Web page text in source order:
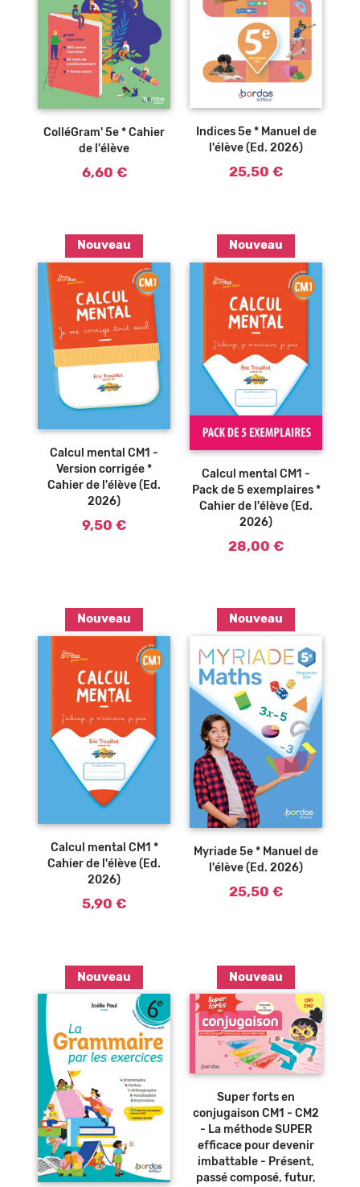
Ajouter au
ColléGram' 5e * Cahier
de l'élève
6,60 €
Ajouter au
Indices 5e * Manuel de
l'élève (Ed. 2026)
25,50 €
Nouveau
Ajouter au
Calcul mental CM1 -
Version corrigée *
Cahier de l'élève (Ed.
2026)
9,50 €
Nouveau
Calcul mental CM1 -
Pack de 5 exemplaires *
Cahier de l'élève (Ed.
2026)
28,00 €
Nouveau
Calcul mental CM1 *
Cahier de l'élève (Ed.
2026)
5,90 €
Nouveau
Ajouter au
Myriade 5e * Manuel de
l'élève (Ed. 2026)
25,50 €
Nouveau
Ajouter au
Nouveau
Ajouter au
Super forts en
conjugaison CM1 - CM2
- La méthode SUPER
efficace pour devenir
imbattable - Présent,
passé composé, futur,